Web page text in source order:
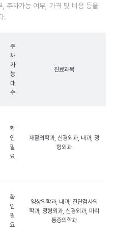
주차가능 여부, 가격 및 비용 등을
.
주
차
가
능
대
수
진료과목
확
인
필
요
재활의학과, 신경외과, 내과, 정
형외과
확
인
필
요
영상의학과, 내과, 진단검사의
학과, 정형외과, 신경외과, 마취
통증의학과